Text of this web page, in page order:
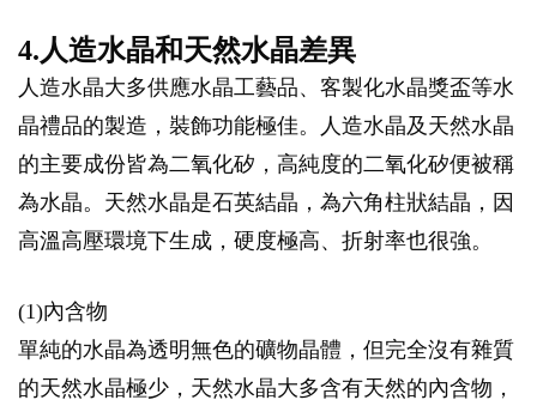
4.人造水晶和天然水晶差異
人造水晶大多供應水晶工藝品、客製化水晶獎盃等水
晶禮品的製造，裝飾功能極佳。人造水晶及天然水晶
的主要成份皆為二氧化矽，高純度的二氧化矽便被稱
為水晶。天然水晶是石英結晶，為六角柱狀結晶，因
高溫高壓環境下生成，硬度極高、折射率也很強。
(1)內含物
單純的水晶為透明無色的礦物晶體，但完全沒有雜質
的天然水晶極少，天然水晶大多含有天然的內含物，